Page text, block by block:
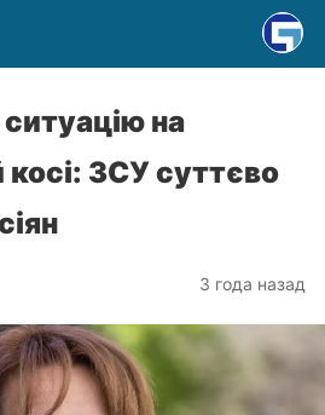
на
косі: ЗСУ суттєво
3 года назад